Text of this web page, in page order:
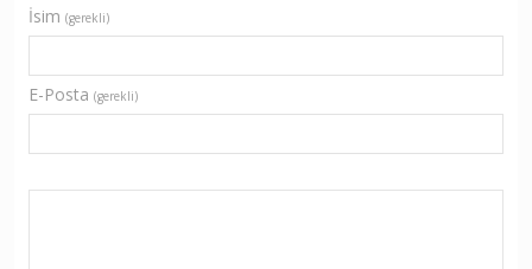
İsim (gerekli)
E-Posta (gerekli)